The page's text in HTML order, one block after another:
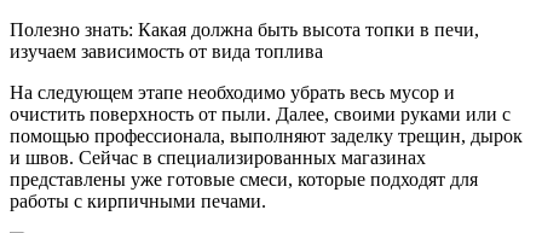
Полезно знать: Какая должна быть высота топки в печи,
изучаем зависимость от вида топлива
На следующем этапе необходимо убрать весь мусор и
очистить поверхность от пыли. Далее, своими руками или с
помощью профессионала, выполняют заделку трещин, дырок
и швов. Сейчас в специализированных магазинах
представлены уже готовые смеси, которые подходят для
работы с кирпичными печами.